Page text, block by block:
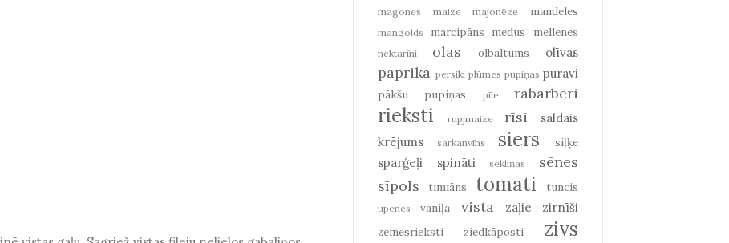
magones maize majonēze mandeles
mangolds marcipāns medus mellenes
nektarīni olas olbaltums olīvas
paprika persiki plūmes pupiņas puravi
pākšu pupiņas pīle rabarberi
rieksti rupjmaize rīsi
saldais
krējums
sarkanvīns siers siļķe
sparģeļi spināti sēkliņas
sēnes
sīpols
timiāns tomāti tuncis
upenes vaniļa vista zaļie zirnīši
zemesrieksti ziedkāposti zivs